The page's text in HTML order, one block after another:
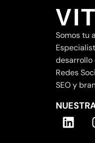
Somos tu
desarrollo
Redes
SEO y